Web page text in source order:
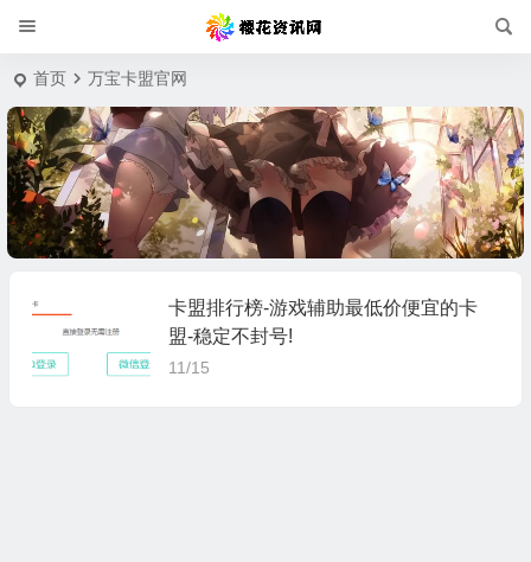
首页 万宝卡盟官网
卡盟排行榜-游戏辅助最低价便宜的卡
盟-稳定不封号!
11/15